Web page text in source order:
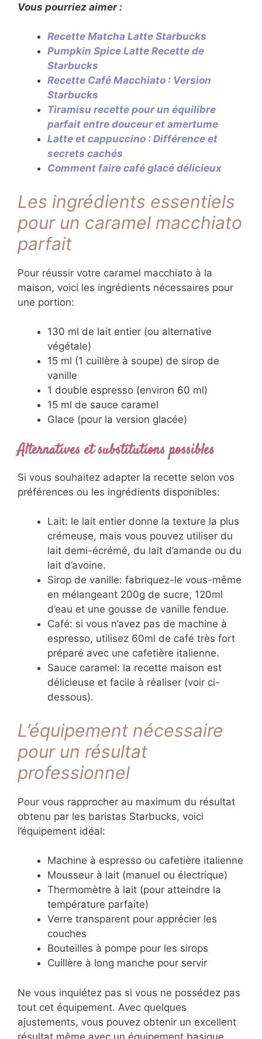
Vous pourriez aimer :
Recette Matcha Latte Starbucks
Pumpkin Spice Latte Recette de
Starbucks
Recette Café Macchiato : Version
Starbucks
Tiramisu recette pour un équilibre
parfait entre douceur et amertume
Latte et cappuccino : Différence et
secrets cachés
Comment faire café glacé délicieux
Les ingrédients essentiels
pour un caramel macchiato
parfait
Pour réussir votre caramel macchiato à la
maison, voici les ingrédients nécessaires pour
une portion:
130 ml de lait entier (ou alternative
végétale)
15 ml (1 cuillère à soupe) de sirop de
vanille
1 double espresso (environ 60 ml)
15 ml de sauce caramel
Glace (pour la version glacée)
Alternatives et substitutions possibles
Si vous souhaitez adapter la recette selon vos
préférences ou les ingrédients disponibles:
Lait: le lait entier donne la texture la plus
crémeuse, mais vous pouvez utiliser du
lait demi-écrémé, du lait d’amande ou du
lait d’avoine.
Sirop de vanille: fabriquez-le vous-même
en mélangeant 200g de sucre, 120ml
d’eau et une gousse de vanille fendue.
Café: si vous n’avez pas de machine à
espresso, utilisez 60ml de café très fort
préparé avec une cafetière italienne.
Sauce caramel: la recette maison est
délicieuse et facile à réaliser (voir ci-
dessous).
L’équipement nécessaire
pour un résultat
professionnel
Pour vous rapprocher au maximum du résultat
obtenu par les baristas Starbucks, voici
l’équipement idéal:
Machine à espresso ou cafetière italienne
Mousseur à lait (manuel ou électrique)
Thermomètre à lait (pour atteindre la
température parfaite)
Verre transparent pour apprécier les
couches
Bouteilles à pompe pour les sirops
Cuillère à long manche pour servir
Ne vous inquiétez pas si vous ne possédez pas
tout cet équipement. Avec quelques
ajustements, vous pouvez obtenir un excellent
résultat même avec un équipement basique.